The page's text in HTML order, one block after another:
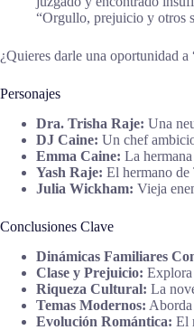
“Orgullo, prejuicio y otros
¿Quieres darle una oportunidad
Personajes
Dra. Trisha Raje: Una
DJ Caine: Un chef
Emma Caine: La
Yash Raje: El hermano de
Julia Wickham: Vieja
Conclusiones Clave
Dinámicas Familiares
Clase y Prejuicio: Explora
Riqueza Cultural: La
Temas Modernos: Aborda
Evolución Romántica: El